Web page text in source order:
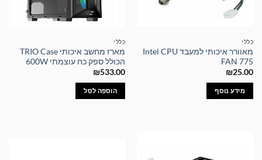
כללי
מאוורר איכותי למעבד Intel CPU
FAN 775
₪25.00
מידע נוסף
כללי
מארז מחשב איכותי TRIO Case
הכולל ספק כח עוצמתי 600W
₪533.00
הוספה לסל